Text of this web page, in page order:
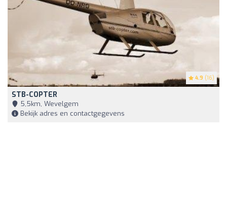
4.9 (16)
STB-COPTER
5,5km, Wevelgem
Bekijk adres en contactgegevens